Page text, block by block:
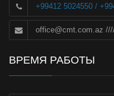
+99412 5024550 /
office@cmt.com.az
ВРЕМЯ РАБОТЫ